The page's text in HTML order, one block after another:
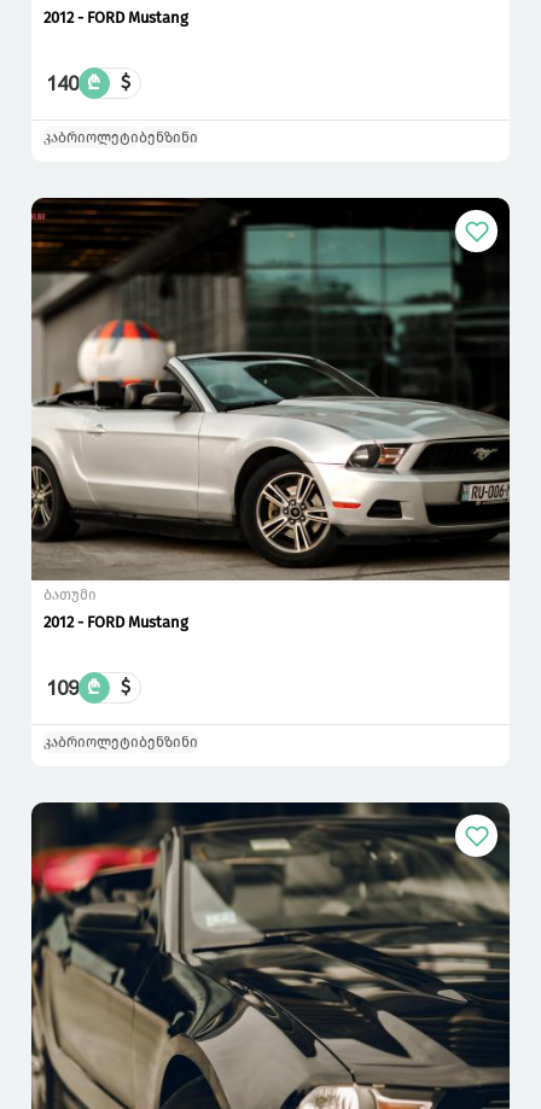
2012 - FORD Mustang
140 ₾ $
კაბრიოლეტიბენზინი
ბათუმი
2012 - FORD Mustang
109 ₾ $
კაბრიოლეტიბენზინი